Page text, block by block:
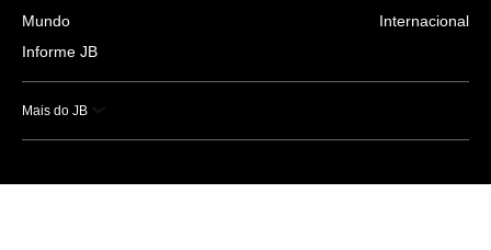
Mundo
Informe JB
Internacional
Mais do JB
Esportes